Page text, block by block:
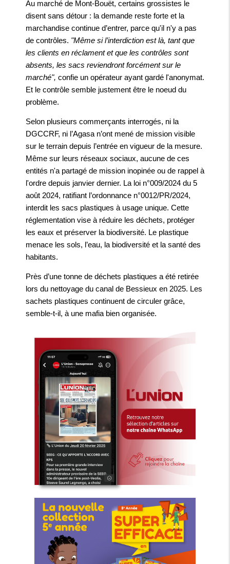
Au marché de Mont-Bouët, certains grossistes le
disent sans détour : la demande reste forte et la
marchandise continue d’entrer, parce qu'il n'y a pas
de contrôles. "Même si l’interdiction est là, tant que
les clients en réclament et que les contrôles sont
absents, les sacs reviendront forcément sur le
marché", confie un opérateur ayant gardé l'anonymat.
Et le contrôle semble justement être le noeud du
problème.
Selon plusieurs commerçants interrogés, ni la
DGCCRF, ni l’Agasa n’ont mené de mission visible
sur le terrain depuis l’entrée en vigueur de la mesure.
Même sur leurs réseaux sociaux, aucune de ces
entités n'a partagé de mission inopinée ou de rappel à
l'ordre depuis janvier dernier. La loi n°009/2024 du 5
août 2024, ratifiant l’ordonnance n°0012/PR/2024,
interdit les sacs plastiques à usage unique. Cette
réglementation vise à réduire les déchets, protéger
les eaux et préserver la biodiversité. Le plastique
menace les sols, l’eau, la biodiversité et la santé des
habitants.
Près d’une tonne de déchets plastiques a été retirée
lors du nettoyage du canal de Bessieux en 2025. Les
sachets plastiques continuent de circuler grâce,
semble-t-il, à une mafia bien organisée.